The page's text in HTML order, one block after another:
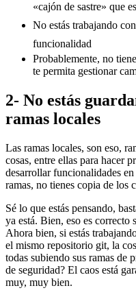
«cajón de sastre» que
No estás trabajando
funcionalidad
Probablemente, no
te permita gestionar
2- No estás
ramas locales
Las ramas locales, son eso,
cosas, entre ellas para hacer
desarrollar funcionalidades
ramas, no tienes copia de los
Sé lo que estás pensando,
ya está. Bien, eso es correcto
Ahora bien, si estás
el mismo repositorio git, la
todas subiendo sus ramas de
de seguridad? El caos está
muy, muy bien.